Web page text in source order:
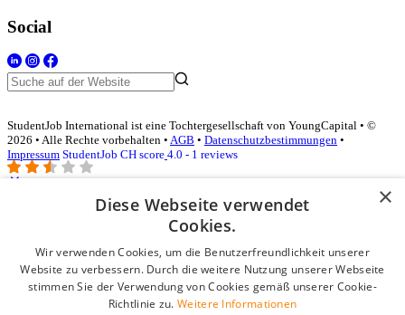
Social
StudentJob International ist eine Tochtergesellschaft von YoungCapital • ©
2026 • Alle Rechte vorbehalten • AGB • Datenschutzbestimmungen •
Impressum StudentJob CH score 4.0 - 1 reviews
Login für Unternehmen
E-Mail*
Passwort
×
Diese Webseite verwendet
Cookies.
Wir verwenden Cookies, um die Benutzerfreundlichkeit unserer
Website zu verbessern. Durch die weitere Nutzung unserer Webseite
stimmen Sie der Verwendung von Cookies gemäß unserer Cookie-
Richtlinie zu. Weitere Informationen